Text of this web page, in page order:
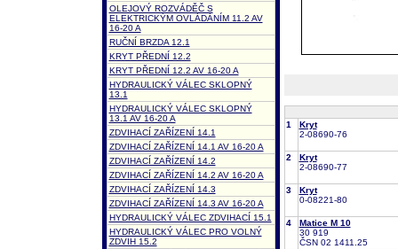
OLEJOVÝ ROZVÁDĚČ S
ELEKTRICKÝM OVLÁDÁNÍM 11.2 AV
16-20 A
RUČNÍ BRZDA 12.1
KRYT PŘEDNÍ 12.2
KRYT PŘEDNÍ 12.2 AV 16-20 A
HYDRAULICKÝ VÁLEC SKLOPNÝ
13.1
HYDRAULICKÝ VÁLEC SKLOPNÝ
13.1 AV 16-20 A
ZDVIHACÍ ZAŘÍZENÍ 14.1
ZDVIHACÍ ZAŘÍZENÍ 14.1 AV 16-20 A
ZDVIHACÍ ZAŘÍZENÍ 14.2
ZDVIHACÍ ZAŘÍZENÍ 14.2 AV 16-20 A
ZDVIHACÍ ZAŘÍZENÍ 14.3
ZDVIHACÍ ZAŘÍZENÍ 14.3 AV 16-20 A
HYDRAULICKÝ VÁLEC ZDVIHACÍ 15.1
HYDRAULICKÝ VÁLEC PRO VOLNÝ
ZDVIH 15.2
1
Kryt
2-08690-76
2
Kryt
2-08690-77
3
Kryt
0-08221-80
4
Matice M 10
30 919
ČSN 02 1411.25